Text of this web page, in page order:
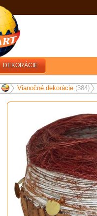
DEKORÁCIE
Vianočné dekorácie (384)